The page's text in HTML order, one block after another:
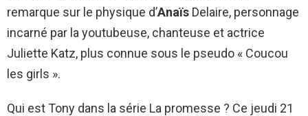
remarque sur le physique d’Anaïs Delaire, personnage
incarné par la youtubeuse, chanteuse et actrice
Juliette Katz, plus connue sous le pseudo « Coucou
les girls ».
Qui est Tony dans la série La promesse ? Ce jeudi 21